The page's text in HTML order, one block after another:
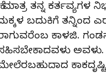
ತನ್ನ ಕರ್ತವ್ಯಗಳ
ಬದುಕಿಗೆ ತನ್ನಿಂದ
ಕಾಳಜಿ.